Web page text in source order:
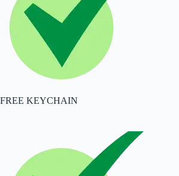
FREE KEYCHAIN